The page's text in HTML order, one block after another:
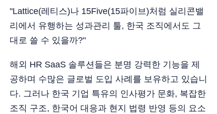
"Lattice(레티스)나 15Five(15파이브)처럼 실리콘밸
리에서 유행하는 성과관리 툴, 한국 조직에서도 그
대로 쓸 수 있을까?"
해외 HR SaaS 솔루션들은 분명 강력한 기능을 제
공하며 수많은 글로벌 도입 사례를 보유하고 있습니
다. 그러나 한국 기업 특유의 인사평가 문화, 복잡한
조직 구조, 한국어 대응과 현지 법령 반영 등의 요소